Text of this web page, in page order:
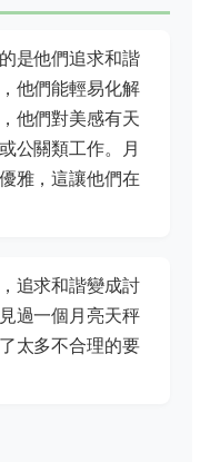
是他們追求和諧
他們能輕易化解
他們對美感有天
公關類工作。月
雅，這讓他們在
追求和諧變成討
過一個月亮天秤
太多不合理的要